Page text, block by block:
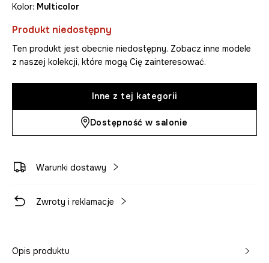
Kolor: multicolor
Produkt niedostępny
Ten produkt jest obecnie niedostępny. Zobacz inne modele
z naszej kolekcji, które mogą Cię zainteresować.
Inne z tej kategorii
Dostępność w salonie
Warunki dostawy
Zwroty i reklamacje
Opis produktu